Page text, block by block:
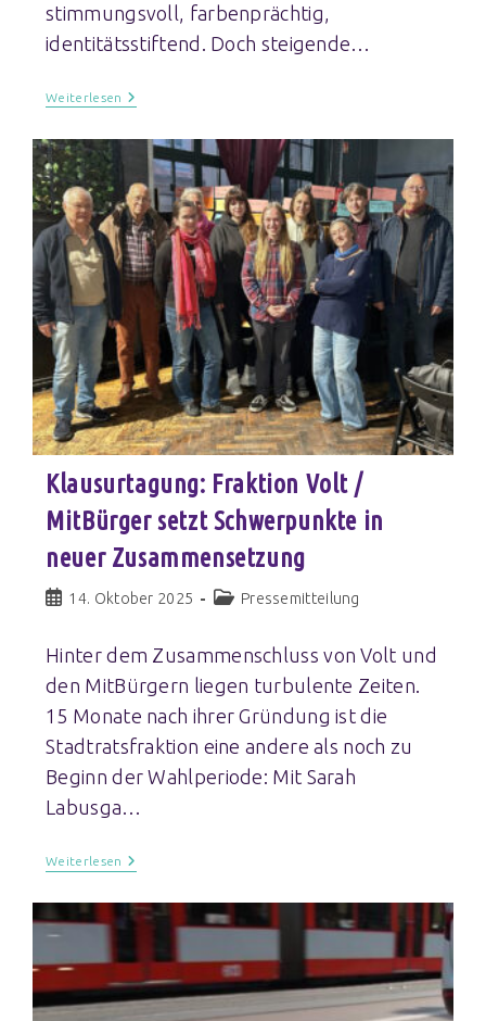
stimmungsvoll, farbenprächtig,
identitätsstiftend. Doch steigende…
Weiterlesen
Klausurtagung: Fraktion Volt /
MitBürger setzt Schwerpunkte in
neuer Zusammensetzung
14. Oktober 2025 Pressemitteilung
Hinter dem Zusammenschluss von Volt und
den MitBürgern liegen turbulente Zeiten.
15 Monate nach ihrer Gründung ist die
Stadtratsfraktion eine andere als noch zu
Beginn der Wahlperiode: Mit Sarah
Labusga…
Weiterlesen